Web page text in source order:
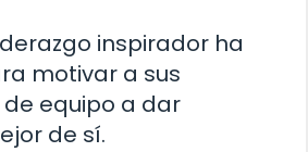
inspirador ha
motivar a sus
equipo a dar
de sí.